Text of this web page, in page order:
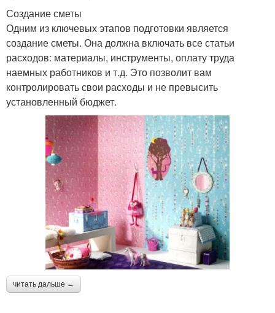
Создание сметы
Одним из ключевых этапов подготовки является
создание сметы. Она должна включать все статьи
расходов: материалы, инструменты, оплату труда
наемных работников и т.д. Это позволит вам
контролировать свои расходы и не превысить
установленный бюджет.
читать дальше →